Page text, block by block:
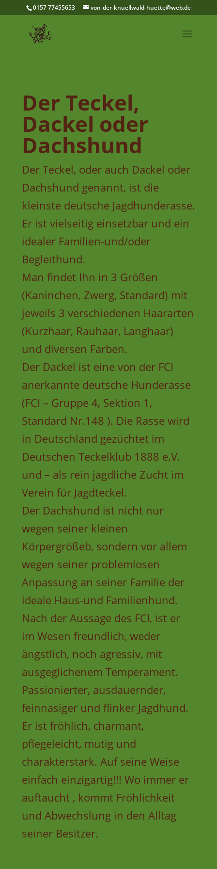
0157 77455653 von-der-knuellwald-huette@web.de
Der Teckel,
Dackel oder
Dachshund
Der Teckel, oder auch Dackel oder
Dachshund genannt, ist die
kleinste deutsche Jagdhunderasse.
Er ist vielseitig einsetzbar und ein
idealer Familien-und/oder
Begleithund.
Man findet Ihn in 3 Größen
(Kaninchen, Zwerg, Standard) mit
jeweils 3 verschiedenen Haararten
(Kurzhaar, Rauhaar, Langhaar)
und diversen Farben.
Der Dackel ist eine von der FCI
anerkannte deutsche Hunderasse
(FCI – Gruppe 4, Sektion 1,
Standard Nr.148 ). Die Rasse wird
in Deutschland gezüchtet im
Deutschen Teckelklub 1888 e.V.
und – als rein jagdliche Zucht im
Verein für Jagdteckel.
Der Dachshund ist nicht nur
wegen seiner kleinen
Körpergrößeb, sondern vor allem
wegen seiner problemlosen
Anpassung an seiner Familie der
ideale Haus-und Familienhund.
Nach der Aussage des FCI, ist er
im Wesen freundlich, weder
ängstlich, noch agressiv, mit
ausgeglichenem Temperament.
Passionierter, ausdauernder,
feinnasiger und flinker Jagdhund.
Er ist fröhlich, charmant,
pflegeleicht, mutig und
charakterstark. Auf seine Weise
einfach einzigartig!!! Wo immer er
auftaucht , kommt Fröhlichkeit
und Abwechslung in den Alltag
seiner Besitzer.